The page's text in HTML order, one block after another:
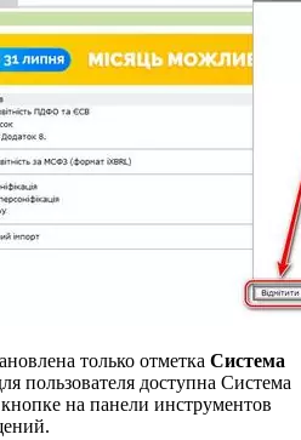
только отметка Система
пользователя доступна Система
на панели инструментов